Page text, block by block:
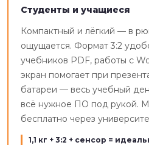
Студенты и учащиеся
Компактный и лёгкий — в
ощущается. Формат 3:2
учебников PDF, работы с
экран помогает при
батареи — весь учебный
всё нужное ПО под рукой.
бесплатно через
1,1 кг + 3:2 + сенсор =